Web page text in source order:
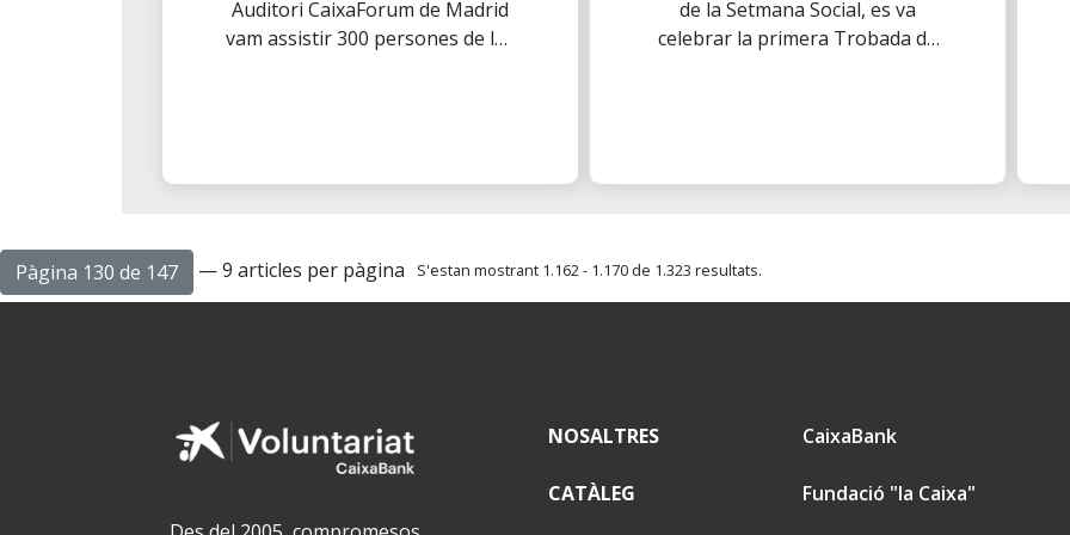
Auditori CaixaForum de Madrid
vam assistir 300 persones de les
celebrar a la capital i a 11 ciutats
de la Setmana Social, es va
celebrar la primera Trobada de
Bilbao, Màlaga, Burgos,
Pàgina 130 de 147 — 9 articles per pàgina S'estan mostrant 1.162 - 1.170 de 1.323 resultats.
NOSALTRES
CATÀLEG
CaixaBank
Fundació "la Caixa"